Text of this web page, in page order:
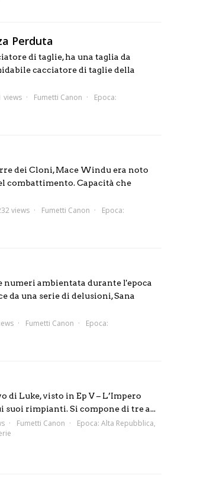
Perduta
di taglie, ha una taglia da
cacciatore di taglie della
views Fumetti Canon
Epoca:
dei Cloni, Mace Windu era noto
combattimento. Capacità che
views Fumetti Canon
Epoca:
numeri ambientata durante l'epoca
da una serie di delusioni, Sana
Fumetti Canon
Epoca:
Luke, visto in Ep V – L’Impero
suoi rimpianti. Si compone di tre a...
Fumetti Canon Epoca: Alta Repubblica,